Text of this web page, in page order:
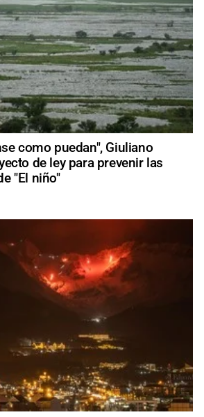
como puedan", Giuliano
de ley para prevenir las
"El niño"